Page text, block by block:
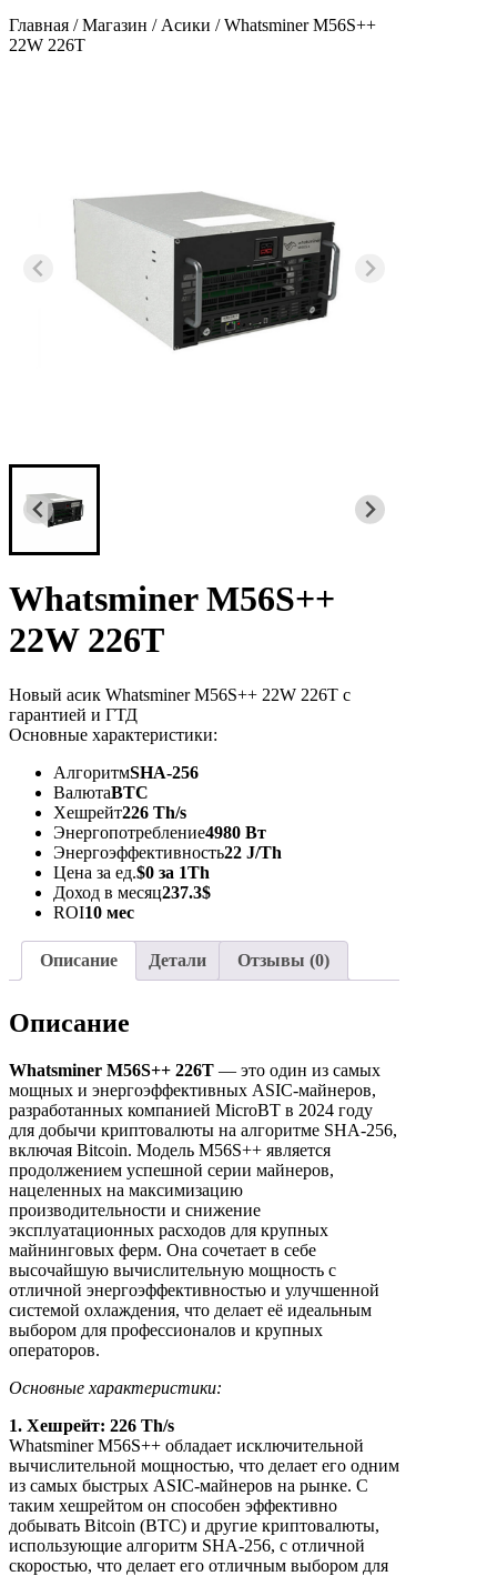
Главная /Магазин / Асики / Whatsminer M56S++
22W 226T
Whatsminer M56S++
22W 226T
Новый асик Whatsminer M56S++ 22W 226T с
гарантией и ГТД
Основные характеристики:
АлгоритмSHA-256
ВалютаBTC
Хешрейт226 Th/s
Энергопотребление4980 Вт
Энергоэффективность22 J/Th
Цена за ед.$0 за 1Th
Доход в месяц237.3$
ROI10 мес
Описание Детали Отзывы (0)
Описание
Whatsminer M56S++ 226T — это один из самых
мощных и энергоэффективных ASIC-майнеров,
разработанных компанией MicroBT в 2024 году
для добычи криптовалюты на алгоритме SHA-256,
включая Bitcoin. Модель M56S++ является
продолжением успешной серии майнеров,
нацеленных на максимизацию
производительности и снижение
эксплуатационных расходов для крупных
майнинговых ферм. Она сочетает в себе
высочайшую вычислительную мощность с
отличной энергоэффективностью и улучшенной
системой охлаждения, что делает её идеальным
выбором для профессионалов и крупных
операторов.
Основные характеристики:
1. Хешрейт: 226 Тh/s
Whatsminer M56S++ обладает исключительной
вычислительной мощностью, что делает его одним
из самых быстрых ASIC-майнеров на рынке. С
таким хешрейтом он способен эффективно
добывать Bitcoin (BTC) и другие криптовалюты,
использующие алгоритм SHA-256, с отличной
скоростью, что делает его отличным выбором для